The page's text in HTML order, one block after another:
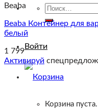
Искать:
Войти
Корзина пуста.
Beaba
Beaba Контейнер для
белый
1 799
Активируй